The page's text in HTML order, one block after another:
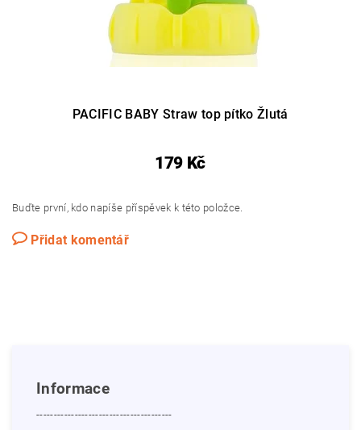
PACIFIC BABY Straw top pítko Žlutá
179 Kč
Buďte první, kdo napíše příspěvek k této položce.
Přidat komentář
Informace
---------------------------------------